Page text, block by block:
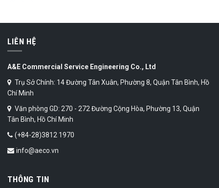
LIÊN HỆ
A&E Commercial Service Engineering Co., Ltd
Trụ Sở Chính: 14 Đường Tân Xuân, Phường 8, Quận Tân Bình, Hồ
Chí Minh
Văn phòng GD: 270 - 272 Đường Cộng Hòa, Phường 13, Quận
Tân Bình, Hồ Chí Minh
(+84-28)3812 1970
info@aeco.vn
THÔNG TIN